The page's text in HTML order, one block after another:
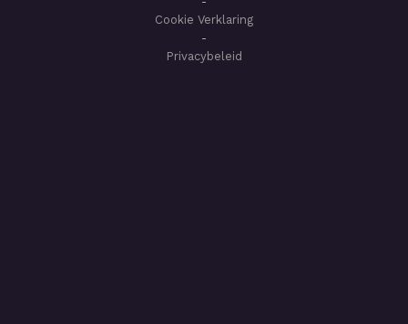
Cookie Verklaring
-
Privacybeleid